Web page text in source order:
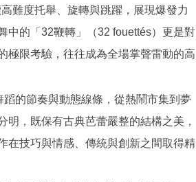
難度托舉、旋轉與跳躍，展現爆發力
中的「32鞭轉」（32 fouettés）更是對
極限考驗，往往成為全場掌聲雷動的高
的節奏與動態線條，從熱鬧市集到夢
，既保有古典芭蕾嚴整的結構之美，
在技巧與情感、傳統與創新之間取得精